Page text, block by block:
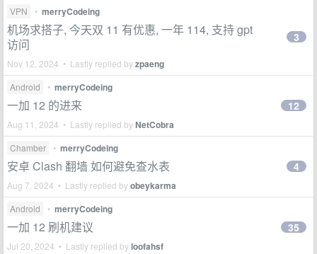
VPN • merryCodeing
机场求搭子, 今天双 11 有优惠, 一年 114, 支持 gpt
访问
Nov 12, 2024 • Lastly replied byzpaeng
3
Android • merryCodeing
一加 12 的进来
Aug 11, 2024 • Lastly replied byNetCobra
12
Chamber • merryCodeing
安卓 Clash 翻墙 如何避免查水表
Aug 7, 2024 • Lastly replied byobeykarma
4
Android • merryCodeing
一加 12 刷机建议
Jul 20, 2024 • Lastly replied byloofahsf
35